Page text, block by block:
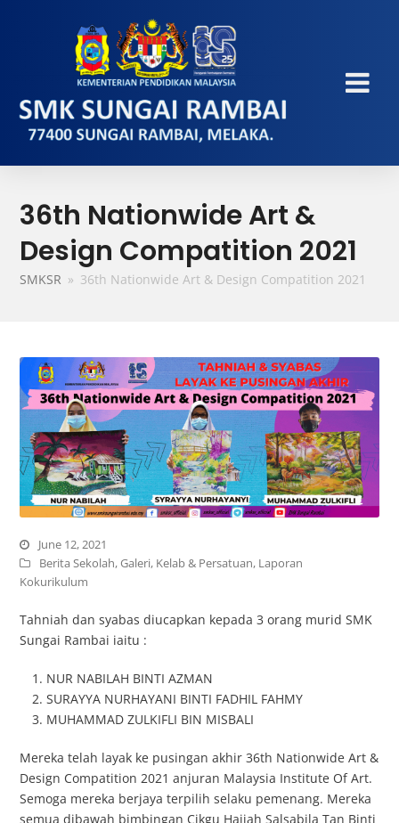
36th Nationwide Art &
Design Compatition 2021
SMKSR » 36th Nationwide Art & Design Compatition 2021
June 12, 2021
Berita Sekolah,Galeri, Kelab & Persatuan, Laporan
Kokurikulum
Tahniah dan syabas diucapkan kepada 3 orang murid SMK
Sungai Rambai iaitu :
NUR NABILAH BINTI AZMAN
SURAYYA NURHAYANI BINTI FADHIL FAHMY
MUHAMMAD ZULKIFLI BIN MISBALI
Mereka telah layak ke pusingan akhir 36th Nationwide Art &
Design Compatition 2021 anjuran Malaysia Institute Of Art.
Semoga mereka berjaya terpilih selaku pemenang. Mereka
semua dibawah bimbingan Cikgu Hajjah Salsabila Tan Binti